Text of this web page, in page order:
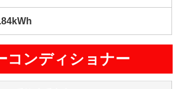
コンディショナー